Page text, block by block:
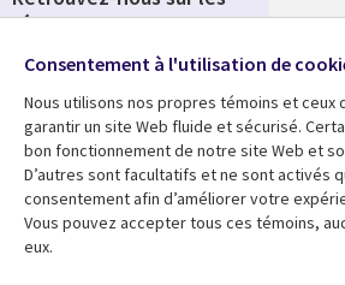
Ressources
Library
Links
Articles
Blog
réseaux
Social
Media
FRANCE
Consentement à l'utilisation de
Nous utilisons nos propres témoins et ceux
garantir un site Web fluide et sécurisé.
bon fonctionnement de notre site Web et
D’autres sont facultatifs et ne sont activés
consentement afin d’améliorer votre
Vous pouvez accepter tous ces témoins,
eux.